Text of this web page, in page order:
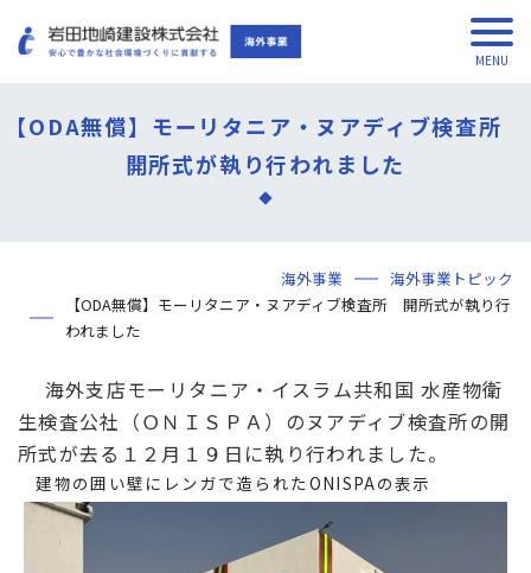
【ODA無償】モーリタニア・ヌアディブ検査所
開所式が執り行われました
海外事業
海外事業トピック
【ODA無償】モーリタニア・ヌアディブ検査所 開所式が執り行
われました
海外支店モーリタニア・イスラム共和国 水産物衛
生検査公社（ＯＮＩＳＰＡ）のヌアディブ検査所の開
所式が去る１２月１９日に執り行われました。
建物の囲い壁にレンガで造られたONISPAの表示